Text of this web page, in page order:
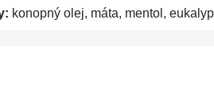
konopný olej, máta, mentol,